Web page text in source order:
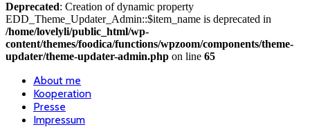
Deprecated: Creation of dynamic property
EDD_Theme_Updater_Admin::$item_name is deprecated in
/home/lovelyli/public_html/wp-
content/themes/foodica/functions/wpzoom/components/theme-
updater/theme-updater-admin.php on line 65
About me
Kooperation
Presse
Impressum